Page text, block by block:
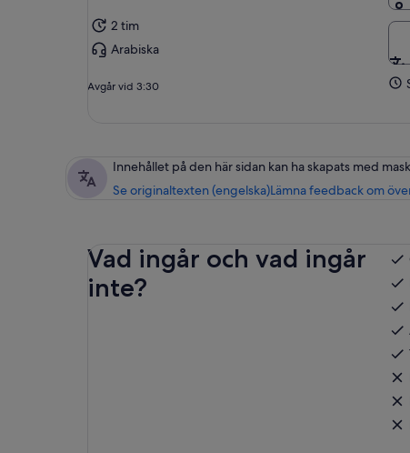
2 tim
Arabiska
Avgår vid 3:30
Innehållet på den här sidan kan ha skapats med
Se originaltexten (engelska)Lämna feedback om
Vad ingår och vad ingår
inte?